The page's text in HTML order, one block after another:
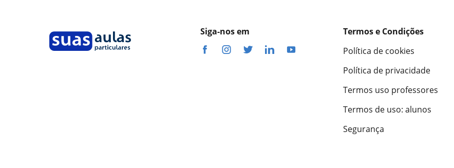
Siga-nos em
Termos e Condições
Política de cookies
Política de privacidade
Termos uso professores
Termos de uso: alunos
Segurança